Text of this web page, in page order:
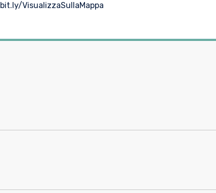
bit.ly/VisualizzaSullaMappa